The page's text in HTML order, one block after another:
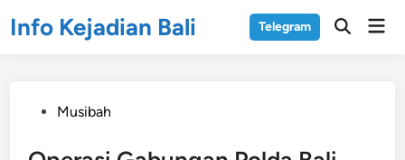
toInfo Kejadian Bali Telegram
Open
PostedMusibah